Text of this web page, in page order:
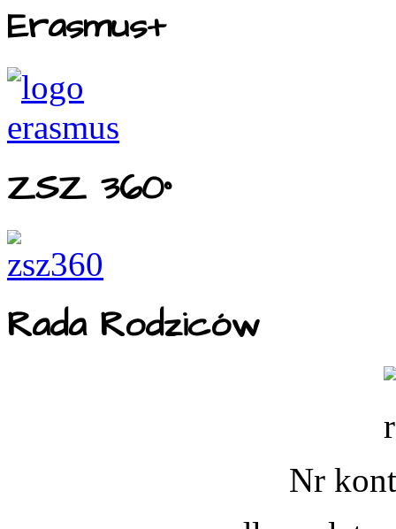
Erasmus+
ZSZ 360°
Rada Rodziców
Nr